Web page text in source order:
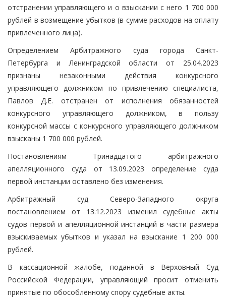
отстранении управляющего и о взыскании с него 1 700 000
рублей в возмещение убытков (в сумме расходов на оплату
привлеченного лица).
Определением Арбитражного суда города Санкт-
Петербурга и Ленинградской области от 25.04.2023
признаны незаконными действия конкурсного
управляющего должником по привлечению специалиста,
Павлов Д.Е. отстранен от исполнения обязанностей
конкурсного управляющего должником, в пользу
конкурсной массы с конкурсного управляющего должником
взысканы 1 700 000 рублей.
Постановлениям Тринадцатого арбитражного
апелляционного суда от 13.09.2023 определение суда
первой инстанции оставлено без изменения.
Арбитражный суд Северо-Западного округа
постановлением от 13.12.2023 изменил судебные акты
судов первой и апелляционной инстанций в части размера
взыскиваемых убытков и указал на взыскание 1 200 000
рублей.
В кассационной жалобе, поданной в Верховный Суд
Российской Федерации, управляющий просит отменить
принятые по обособленному спору судебные акты.